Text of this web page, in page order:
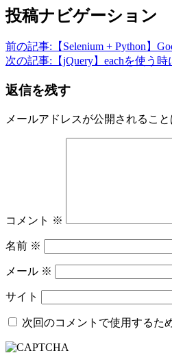
投稿ナビゲーション
前の記事: 【Selenium + Python】
次の記事: 【jQuery】eachを使う
返信を残す
メールアドレスが公開されること
コメント ※
名前 ※
メール ※
サイト
次回のコメントで使用するた